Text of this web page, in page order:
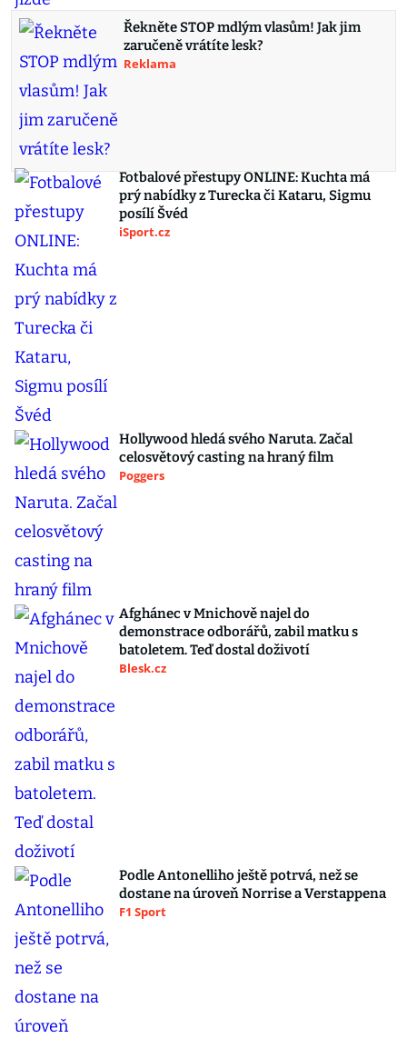
Řekněte STOP mdlým vlasům! Jak jim
zaručeně vrátíte lesk?
Reklama
Fotbalové přestupy ONLINE: Kuchta má
prý nabídky z Turecka či Kataru, Sigmu
posílí Švéd
iSport.cz
Hollywood hledá svého Naruta. Začal
celosvětový casting na hraný film
Poggers
Afghánec v Mnichově najel do
demonstrace odborářů, zabil matku s
batoletem. Teď dostal doživotí
Blesk.cz
Podle Antonelliho ještě potrvá, než se
dostane na úroveň Norrise a Verstappena
F1 Sport